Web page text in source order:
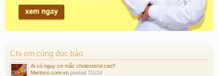
Chị em cùng đọc báo
Ai có nguy cơ mắc cholesterol cao?
Merinco.com.vn posted 7/1/24